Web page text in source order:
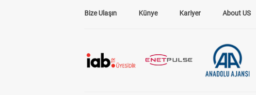
Bize Ulaşın Künye Kariyer About US